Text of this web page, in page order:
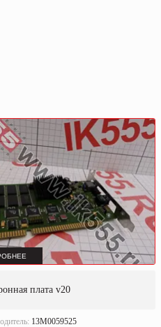
плата v20
13M0059525